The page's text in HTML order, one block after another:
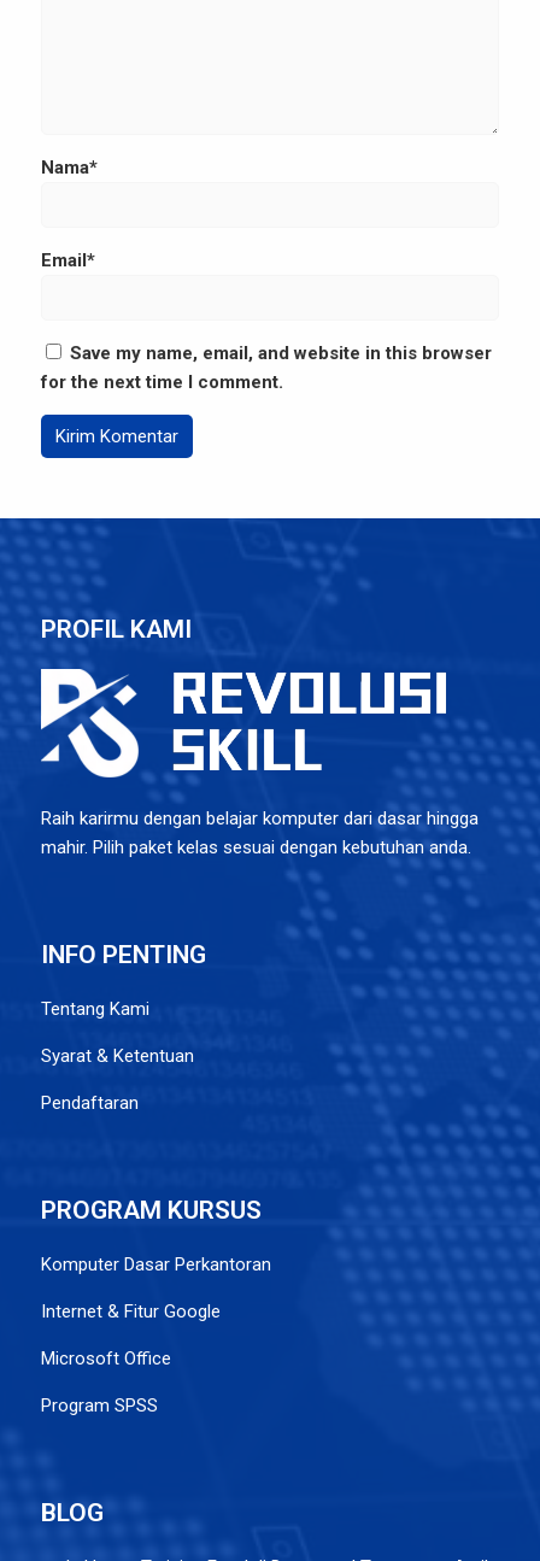
Nama*
Email*
Save my name, email, and website in this browser
for the next time I comment.
PROFIL KAMI
Raih karirmu dengan belajar komputer dari dasar hingga
mahir. Pilih paket kelas sesuai dengan kebutuhan anda.
INFO PENTING
Tentang Kami
Syarat & Ketentuan
Pendaftaran
PROGRAM KURSUS
Komputer Dasar Perkantoran
Internet & Fitur Google
Microsoft Office
Program SPSS
BLOG